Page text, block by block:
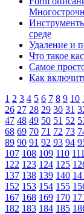
среде
Удаление и
Что такое
Самое
Как
1 2 3 4 5 6 7 8 9 10
26 27 28 29 30 31
47 48 49 50 51 52
68 69 70 71 72 73
89 90 91 92 93 94
107 108 109 110 111
122 123 124 125
137 138 139 140
152 153 154 155
167 168 169 170
182 183 184 185